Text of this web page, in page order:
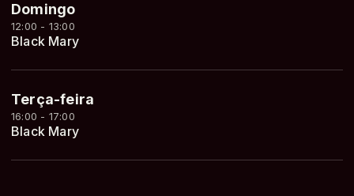
Domingo
12:00 - 13:00
Black Mary
Terça-feira
16:00 - 17:00
Black Mary